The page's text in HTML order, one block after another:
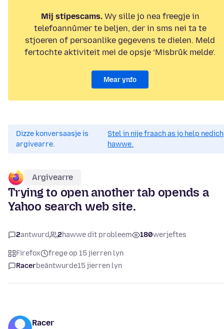
Mij stipescams.Wy sille jo nea freegje in
telefoannûmer te beljen, der in sms nei ta te
stjoeren of persoanlike gegevens te dielen. Meld
fertochte aktiviteit mei de opsje ‘Misbrûk melde’.
Mear ynfo
Dizze konversaasje is
argivearre.
Stel in nije fraach as jo help nedich
hawwe.
Argivearre
Trying to open another tab opends a
Yahoo search web site.
2antwurd 2hawwe dit probleem 180werjeftes
Firefox
frege op 15 jierren lyn
Racerbeäntwurde15 jierren lyn
Racer